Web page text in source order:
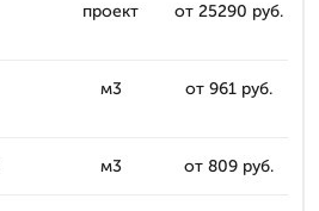
проект от 25290 руб.
м3 от 961 руб.
м3 от 809 руб.